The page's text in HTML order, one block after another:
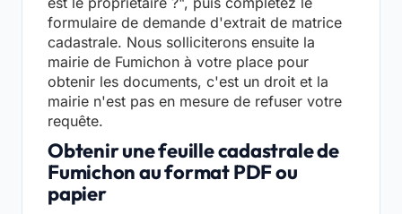
formulaire de demande d'extrait de matrice
cadastrale. Nous solliciterons ensuite la
mairie de Fumichon à votre place pour
obtenir les documents, c'est un droit et la
mairie n'est pas en mesure de refuser votre
requête.
Obtenir une feuille cadastrale de
Fumichon au format PDF ou
papier